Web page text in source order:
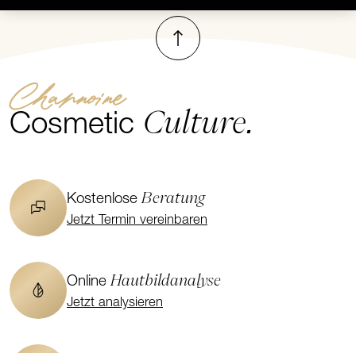
Nach oben
Channoine
Cosmetic Culture.
KostenloseBeratung
Jetzt Termin vereinbaren
OnlineHautbildanalyse
Jetzt analysieren